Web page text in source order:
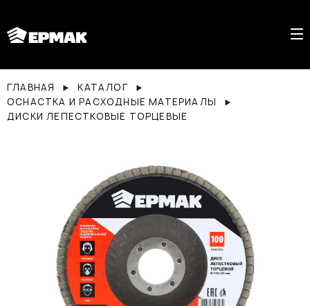
ГЛАВНАЯ
КАТАЛОГ
ОСНАСТКА И РАСХОДНЫЕ МАТЕРИАЛЫ
ДИСКИ ЛЕПЕСТКОВЫЕ ТОРЦЕВЫЕ